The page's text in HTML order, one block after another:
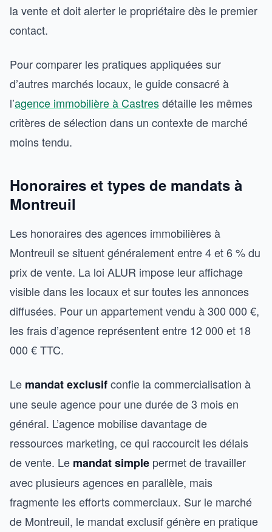
la vente et doit alerter le propriétaire dès le premier
contact.
Pour comparer les pratiques appliquées sur
d’autres marchés locaux, le guide consacré à
l’agence immobilière à Castresdétaille les mêmes
critères de sélection dans un contexte de marché
moins tendu.
Honoraires et types de mandats à
Montreuil
Les honoraires des agences immobilières à
Montreuil se situent généralement entre 4 et 6 % du
prix de vente. La loi ALUR impose leur affichage
visible dans les locaux et sur toutes les annonces
diffusées. Pour un appartement vendu à 300 000 €,
les frais d’agence représentent entre 12 000 et 18
000 € TTC.
Le mandat exclusifconfie la commercialisation à
une seule agence pour une durée de 3 mois en
général. L’agence mobilise davantage de
ressources marketing, ce qui raccourcit les délais
de vente. Le mandat simple permet de travailler
avec plusieurs agences en parallèle, mais
fragmente les efforts commerciaux. Sur le marché
de Montreuil, le mandat exclusif génère en pratique